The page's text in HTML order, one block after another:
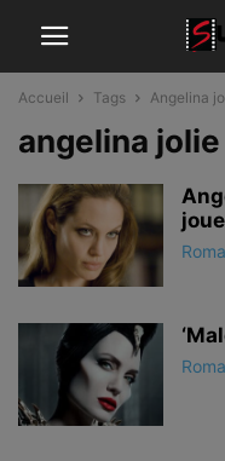
Accueil Tags Angelina
angelina jolie